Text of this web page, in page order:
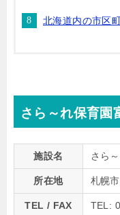
北海道内の市区
さら～れ保育園
施設名 さら
所在地 札幌
TEL / FAX TEL: